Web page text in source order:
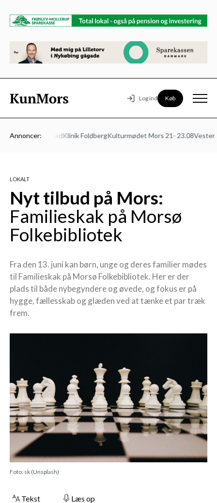
Log ind Køb
Annoncer:
Autoværksted Klinik FoldbergKulturmødet Mors 21- 23.08Vesters
LOKALT
Nyt tilbud på Mors:
Familieskak på Morsø
Folkebibliotek
Fra den 13. juni kan børn, unge og deres familier mødes
til Familieskak på Morsø Folkebibliotek. Her er der
plads til både nybegyndere og øvede, og fokus er på
hygge, fællesskab og glæden ved at tænke et par træk
frem.
Foto: sk (Unsplash)
Tekst Læs op